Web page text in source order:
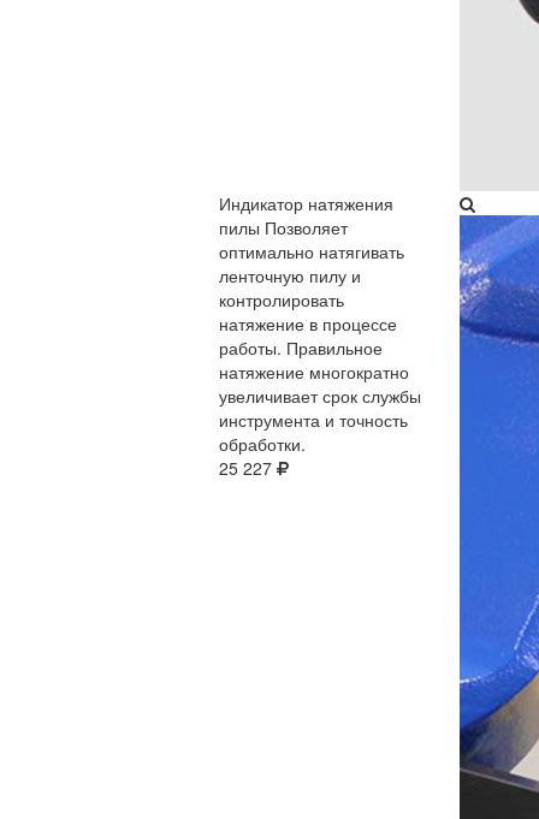
Индикатор натяжения
пилы​ Позволяет
оптимально натягивать
ленточную пилу и
контролировать
натяжение в процессе
работы. Правильное
натяжение многократно
увеличивает срок службы
инструмента и точность
обработки.
25 227